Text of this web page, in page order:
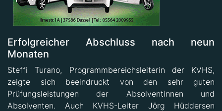
Erfolgreicher Abschluss nach neun
Monaten
Steffi Turano, Programmbereichsleiterin der KVHS,
zeigte sich beeindruckt von den sehr guten
Prüfungsleistungen der Absolventinnen und
Absolventen. Auch KVHS-Leiter Jörg Hüddersen